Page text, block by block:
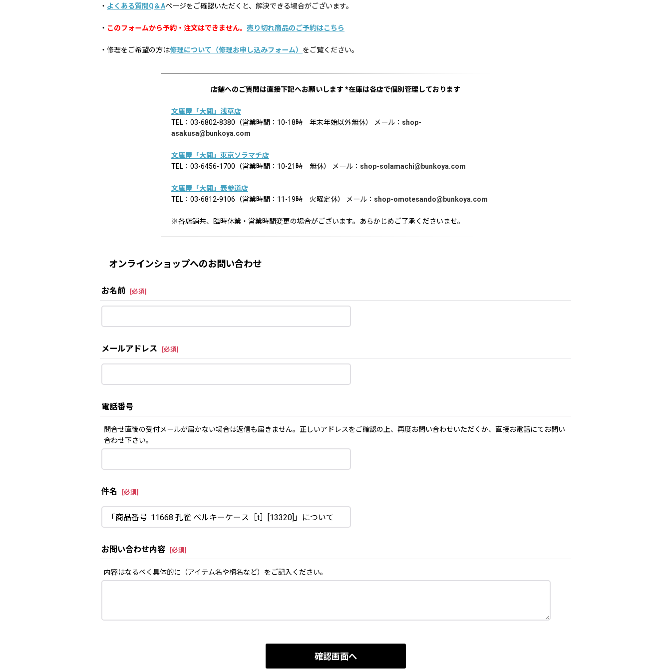
・ よくある質問Q＆Aページをご確認いただくと、解決できる場合がございます。
・ このフォームから予約・注文はできません。 売り切れ商品のご予約はこちら
・修理をご希望の方は修理について（修理お申し込みフォーム） をご覧ください。
店舗へのご質問は直接下記へお願いします *在庫は各店で個別管理しております
文庫屋「大関」浅草店
TEL：03-6802-8380（営業時間：10-18時 年末年始以外無休） メール： shop-
asakusa@bunkoya.com
文庫屋「大関」東京ソラマチ店
TEL：03-6456-1700（営業時間：10-21時 無休） メール： shop-solamachi@bunkoya.com
文庫屋「大関」表参道店
TEL：03-6812-9106（営業時間：11-19時 火曜定休） メール： shop-omotesando@bunkoya.com
※各店舗共、臨時休業・営業時間変更の場合がございます。あらかじめご了承くださいませ。
オンラインショップへのお問い合わせ
お名前 [必須]
メールアドレス [必須]
電話番号
問合せ直後の受付メールが届かない場合は返信も届きません。正しいアドレスをご確認の上、再度お問い合わせいただくか、直接お電話にてお問い
合わせ下さい。
件名 [必須]
お問い合わせ内容 [必須]
内容はなるべく具体的に（アイテム名や柄名など）をご記入ください。
確認画面へ